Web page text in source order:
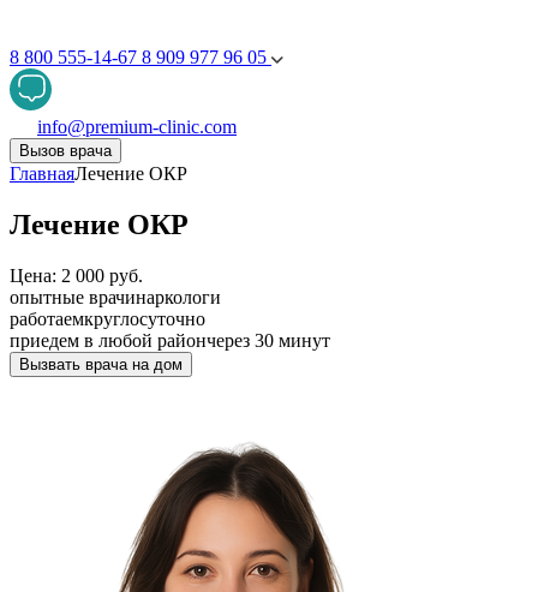
8 800 555-14-67 8 909 977 96 05
info@premium-clinic.com
Вызов врача
ГлавнаяЛечение ОКР
Лечение ОКР
Цена: 2 000 руб.
опытные врачинаркологи
работаемкруглосуточно
приедем в любой райончерез 30 минут
Вызвать врача на дом